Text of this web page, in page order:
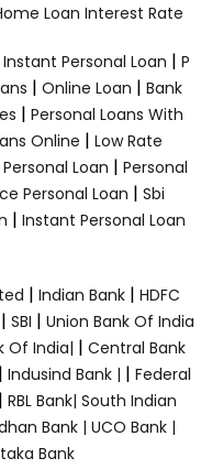
Loan Interest Rate
Instant Personal Loan | P
| Online Loan | Bank
| Personal Loans With
Online | Low Rate
Loan | Personal
Personal Loan | Sbi
| Instant Personal Loan
| Indian Bank | HDFC
SBI | Union Bank Of India
Of India| | Central Bank
| Indusind Bank | | Federal
| RBL Bank| South Indian
Bank | UCO Bank |
Bank